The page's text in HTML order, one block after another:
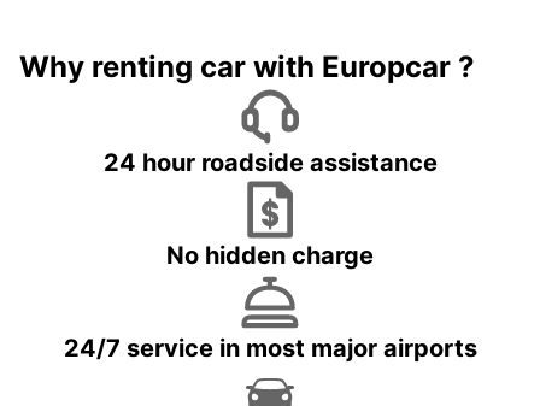
Why renting car with Europcar ?
24 hour roadside assistance
No hidden charge
24/7 service in most major airports